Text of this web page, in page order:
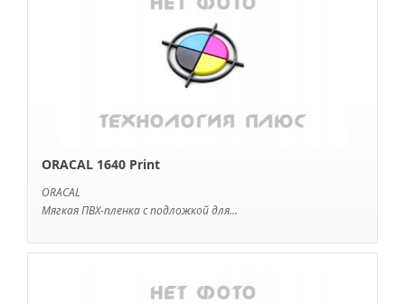
ORACAL 1640 Print
ORACAL
Мягкая ПВХ-пленка с подложкой для...